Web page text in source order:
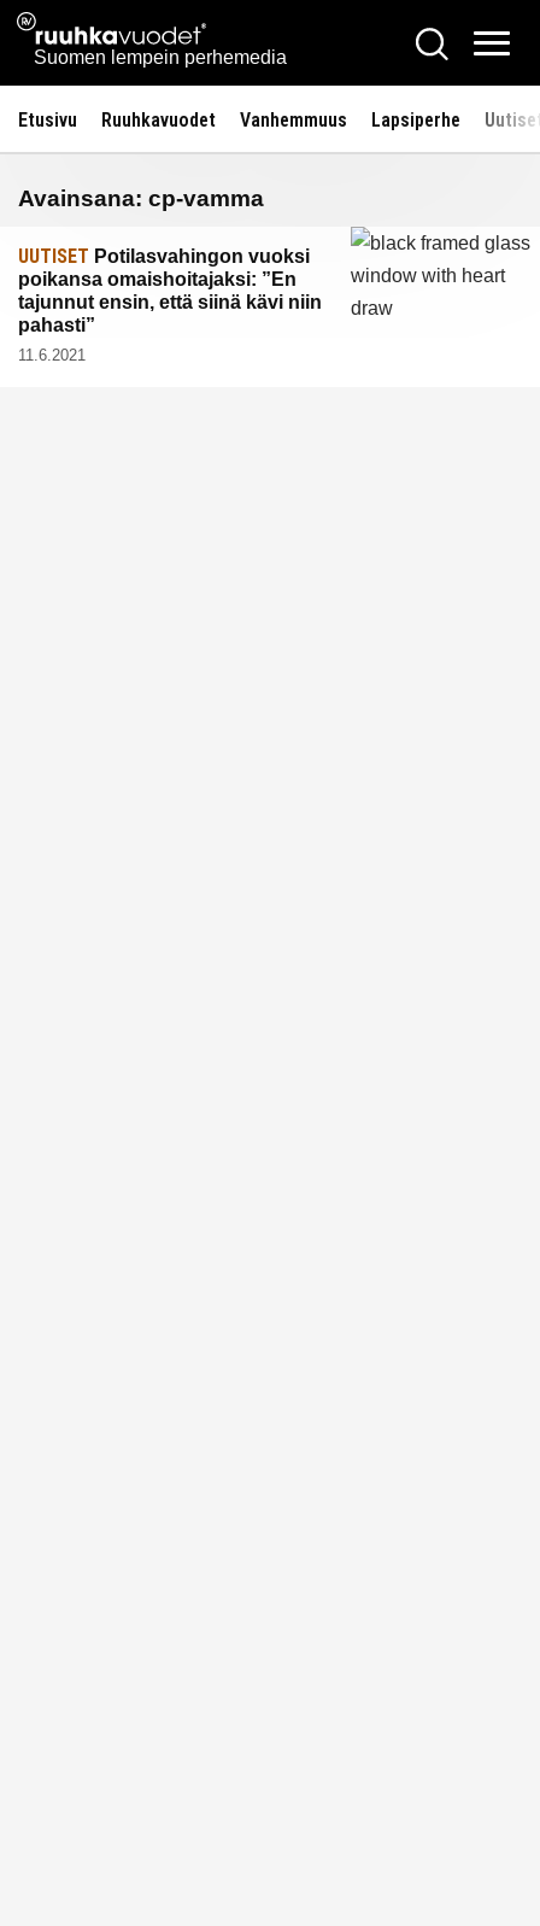
Siirry
sisältöön
Ruuhkavuodet.fi
Suomen lempein perhemedia
Hae
Etusivu Ruuhkavuodet Vanhemmuus Lapsiperhe
Avainsana: cp-vamma
UUTISET Potilasvahingon vuoksi
poikansa omaishoitajaksi: ”En
tajunnut ensin, että siinä kävi niin
pahasti”
11.6.2021